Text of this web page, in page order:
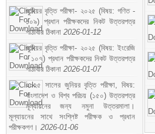
জুনিয়র বৃত্তি পরীক্ষা- ২০২৫ (বিষয়: গণিত -
১০৯) প্রধান পরীক্ষকদের নিকট উত্তরপত্র
পাঠাবার ঠিকানা 2026-01-12
জুনিয়র বৃত্তি পরীক্ষা- ২০২৫ (বিষয়: ইংরেজি
- ১০৭) প্রধান পরীক্ষকদের নিকট উত্তরপত্র
পাঠাবার ঠিকানা 2026-01-07
২০২৫ সালের জুনিয়র বৃত্তি পরীক্ষা, বিষয়:
বাংলাদেশ ও বিশ্ব পরিচয় (১৫০) উত্তরপত্র
মূল্যায়নের জন্য নমুনা উত্তরমালা।
মূল্যায়নের সাথে সংশ্লিষ্ট পরীক্ষক ও প্রধান
পরীক্ষকগণ। 2026-01-06